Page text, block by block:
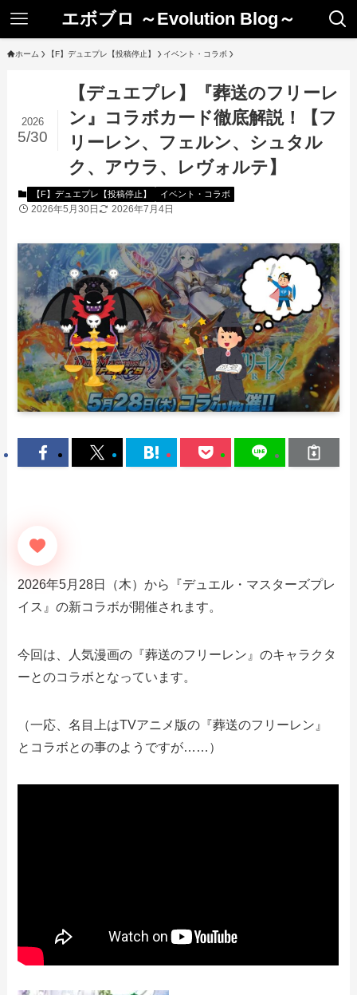
エボブロ ～Evolution Blog～
ホーム 【F】デュエプレ【投稿停止】 イベント・コラボ
【デュエプレ】『葬送のフリーレ
ン』コラボカード徹底解説！【フ
リーレン、フェルン、シュタル
ク、アウラ、レヴォルテ】
2026
5/30
【F】デュエプレ【投稿停止】 イベント・コラボ
2026年5月30日 2026年7月4日
2026年5月28日（木）から『デュエル・マスターズプレ
イス』の新コラボが開催されます。
今回は、人気漫画の『葬送のフリーレン』のキャラクタ
ーとのコラボとなっています。
（一応、名目上はTVアニメ版の『葬送のフリーレン』
とコラボとの事のようですが……）